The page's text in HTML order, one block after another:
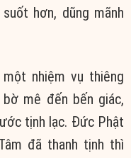
hơn, dũng mãnh
nhiệm vụ thiêng
mê đến bến giác,
tịnh lạc. Đức Phật
đã thanh tịnh thì